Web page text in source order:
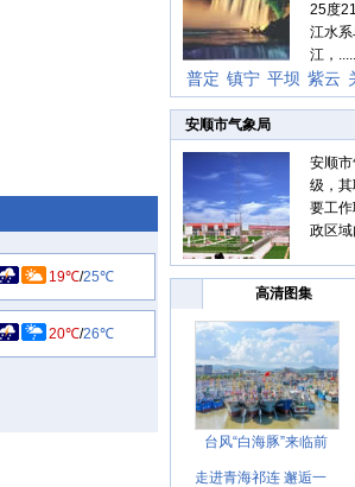
19℃/25℃
20℃/26℃
25度
江水
江，
普定 镇宁 平坝 紫云
安顺市气象局
安顺
级，
要工
政区域
高清图集
台风“白海豚”来临前
走进青海祁连 邂逅一